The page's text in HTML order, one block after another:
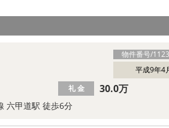
物件番号/
平成9年4
六甲道駅 徒歩6分
礼 金 30.0万